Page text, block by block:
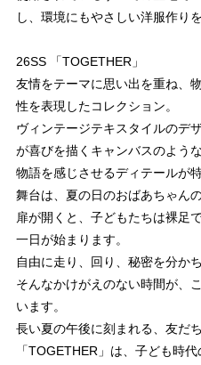
し、環境にもやさしい洋服作り
26SS 「TOGETHER」
友情をテーマに思い出を重ね
性を表現したコレクション。
ヴィンテージテキスタイルのデ
が喜びを描くキャンバスのよう
物語を感じさせるディテールが特
舞台は、夏の日のおばあちゃんの
扉が開くと、子どもたちは裸足
一日が始まります。
自由に走り、回り、秘密を分
そんなかけがえのない時間が、
います。
長い夏の午後に刻まれる、友だち
「TOGETHER」は、子ども時